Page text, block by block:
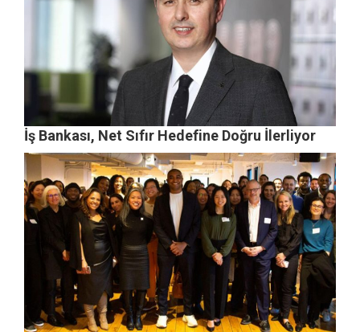
İş Bankası, Net Sıfır Hedefine Doğru İlerliyor